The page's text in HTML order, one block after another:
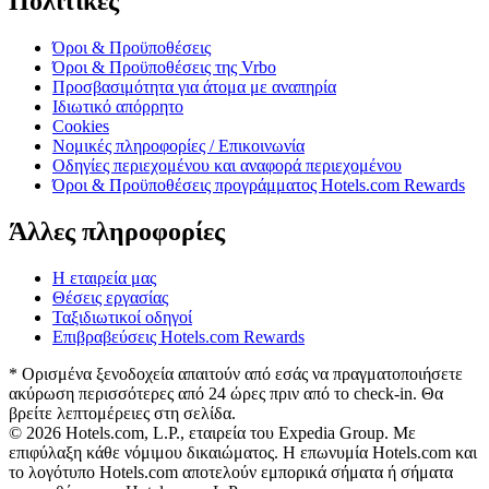
Όροι & Προϋποθέσεις
Όροι & Προϋποθέσεις της Vrbo
Προσβασιμότητα για άτομα με αναπηρία
Ιδιωτικό απόρρητο
Cookies
Νομικές πληροφορίες / Επικοινωνία
Οδηγίες περιεχομένου και αναφορά περιεχομένου
Όροι & Προϋποθέσεις προγράμματος Hotels.com Rewards
Άλλες πληροφορίες
Η εταιρεία μας
Θέσεις εργασίας
Ταξιδιωτικοί οδηγοί
Επιβραβεύσεις Hotels.com Rewards
* Ορισμένα ξενοδοχεία απαιτούν από εσάς να πραγματοποιήσετε
ακύρωση περισσότερες από 24 ώρες πριν από το check-in. Θα
βρείτε λεπτομέρειες στη σελίδα.
© 2026 Hotels.com, L.P., εταιρεία του Expedia Group. Με
επιφύλαξη κάθε νόμιμου δικαιώματος. Η επωνυμία Hotels.com και
το λογότυπο Hotels.com αποτελούν εμπορικά σήματα ή σήματα